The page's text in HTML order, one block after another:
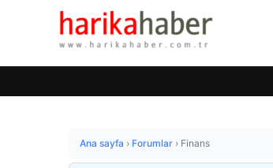
Ana sayfa › Forumlar › Finans